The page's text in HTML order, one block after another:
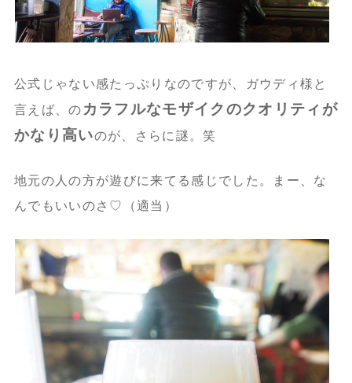
公式じゃない感たっぷりなのですが、ガウディ様と
言えば、の カラフルなモザイクのクオリティが
かなり高いのが、さらに謎。笑
地元の人の方が遊びに来てる感じでした。まー、な
んでもいいのさ♡（適当）